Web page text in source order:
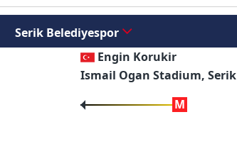
Serik Belediyespor
Engin Korukir
Ismail Ogan Stadium, Serik
M